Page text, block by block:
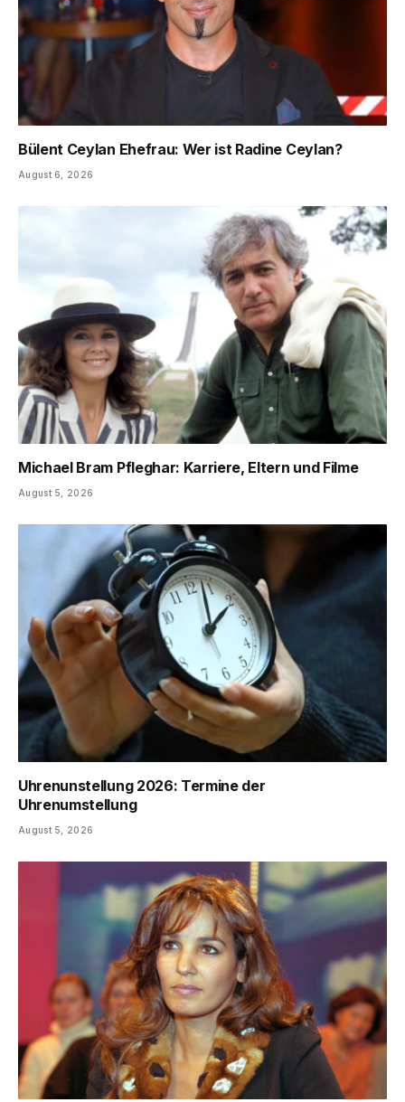
Bülent Ceylan Ehefrau: Wer ist Radine Ceylan?
August 6, 2026
Michael Bram Pfleghar: Karriere, Eltern und Filme
August 5, 2026
Uhrenunstellung 2026: Termine der
Uhrenumstellung
August 5, 2026